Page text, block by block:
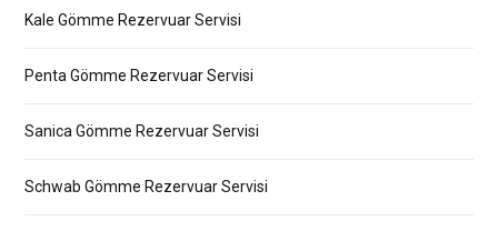
Kale Gömme Rezervuar Servisi
Penta Gömme Rezervuar Servisi
Sanica Gömme Rezervuar Servisi
Schwab Gömme Rezervuar Servisi